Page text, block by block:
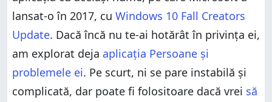
lansat-o în 2017, cu Windows 10 Fall Creators
Update. Dacă încă nu te-ai hotărât în privința ei,
am explorat deja aplicația Persoane și
problemele ei. Pe scurt, ni se pare instabilă și
complicată, dar poate fi folositoare dacă vrei să